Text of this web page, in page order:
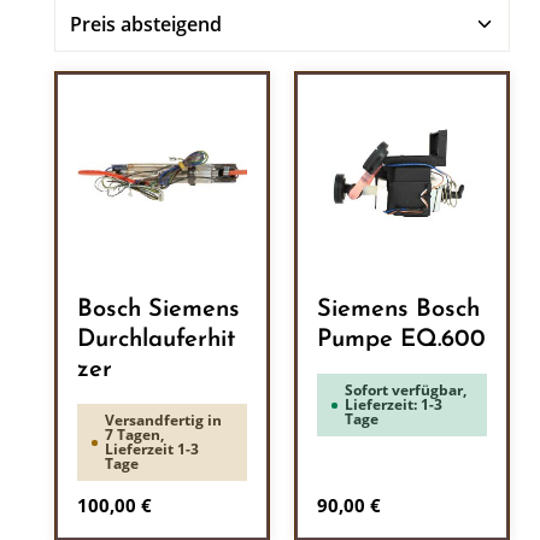
Bosch Siemens
Durchlauferhit
zer
Versandfertig in
7 Tagen,
Lieferzeit 1-3
Tage
Regulärer Preis:
100,00 €
Siemens Bosch
Pumpe EQ.600
Sofort verfügbar,
Lieferzeit: 1-3
Tage
Regulärer Preis:
90,00 €